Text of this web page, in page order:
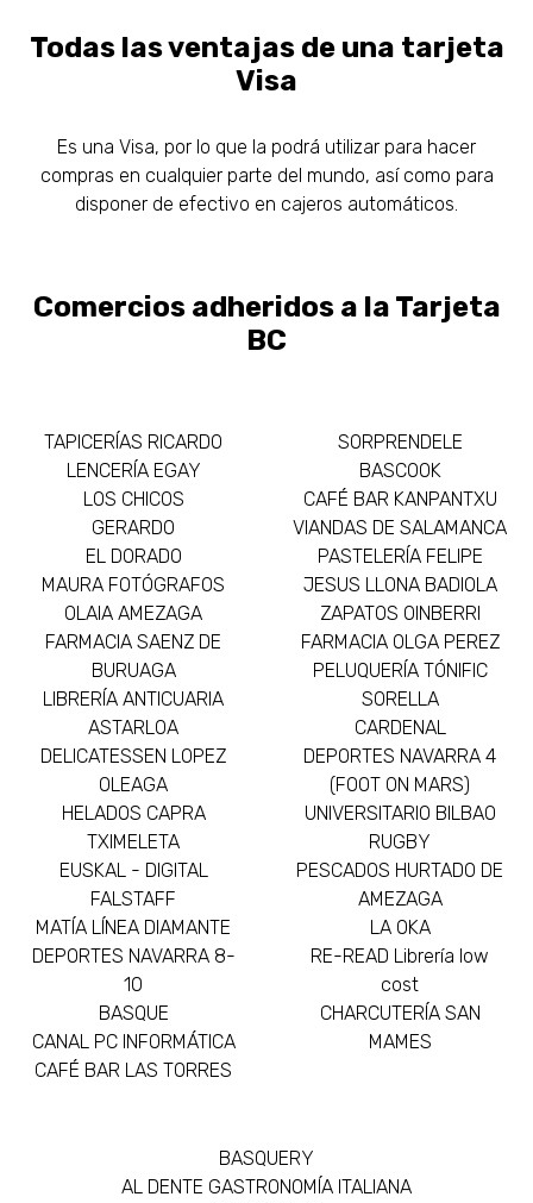
Todas las ventajas de una tarjeta
Visa
Es una Visa, por lo que la podrá utilizar para hacer
compras en cualquier parte del mundo, así como para
disponer de efectivo en cajeros automáticos.
Comercios adheridos a la Tarjeta
BC
TAPICERÍAS RICARDO
LENCERÍA EGAY
LOS CHICOS
GERARDO
EL DORADO
MAURA FOTÓGRAFOS
OLAIA AMEZAGA
FARMACIA SAENZ DE
BURUAGA
LIBRERÍA ANTICUARIA
ASTARLOA
DELICATESSEN LOPEZ
OLEAGA
HELADOS CAPRA
TXIMELETA
EUSKAL - DIGITAL
FALSTAFF
MATÍA LÍNEA DIAMANTE
DEPORTES NAVARRA 8-
10
BASQUE
CANAL PC INFORMÁTICA
CAFÉ BAR LAS TORRES
SORPRENDELE
BASCOOK
CAFÉ BAR KANPANTXU
VIANDAS DE SALAMANCA
PASTELERÍA FELIPE
JESUS LLONA BADIOLA
ZAPATOS OINBERRI
FARMACIA OLGA PEREZ
PELUQUERÍA TÓNIFIC
SORELLA
CARDENAL
DEPORTES NAVARRA 4
(FOOT ON MARS)
UNIVERSITARIO BILBAO
RUGBY
PESCADOS HURTADO DE
AMEZAGA
LA OKA
RE-READ Librería low
cost
CHARCUTERÍA SAN
MAMES
BASQUERY
AL DENTE GASTRONOMÍA ITALIANA